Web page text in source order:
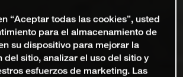
“Aceptar todas las cookies”, usted
para el almacenamiento de
su dispositivo para mejorar la
del sitio, analizar el uso del sitio y
esfuerzos de marketing. Las